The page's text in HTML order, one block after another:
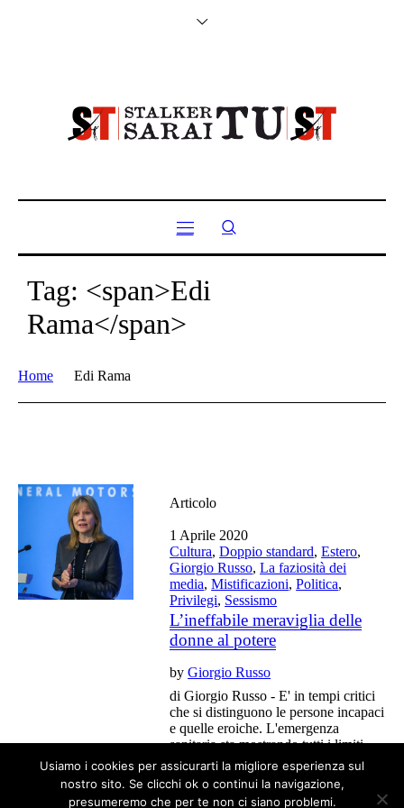
Tag: <span>Edi
Rama</span>
Home Edi Rama
Articolo
1 Aprile 2020
Cultura,Doppio standard,Estero,
Giorgio Russo,La faziosità dei
media,Mistificazioni,Politica,
Privilegi, Sessismo
L’ineffabile meraviglia delle
donne al potere
byGiorgio Russo
di Giorgio Russo - E' in tempi critici
che si distinguono le persone incapaci
e quelle eroiche. L'emergenza
sanitaria sta mostrando tutti i limiti
delle donne al potere.
Usiamo i cookies per assicurarti la migliore esperienza sul
nostro sito. Se clicchi ok o continui la navigazione,
presumeremo che per te non ci siano problemi.